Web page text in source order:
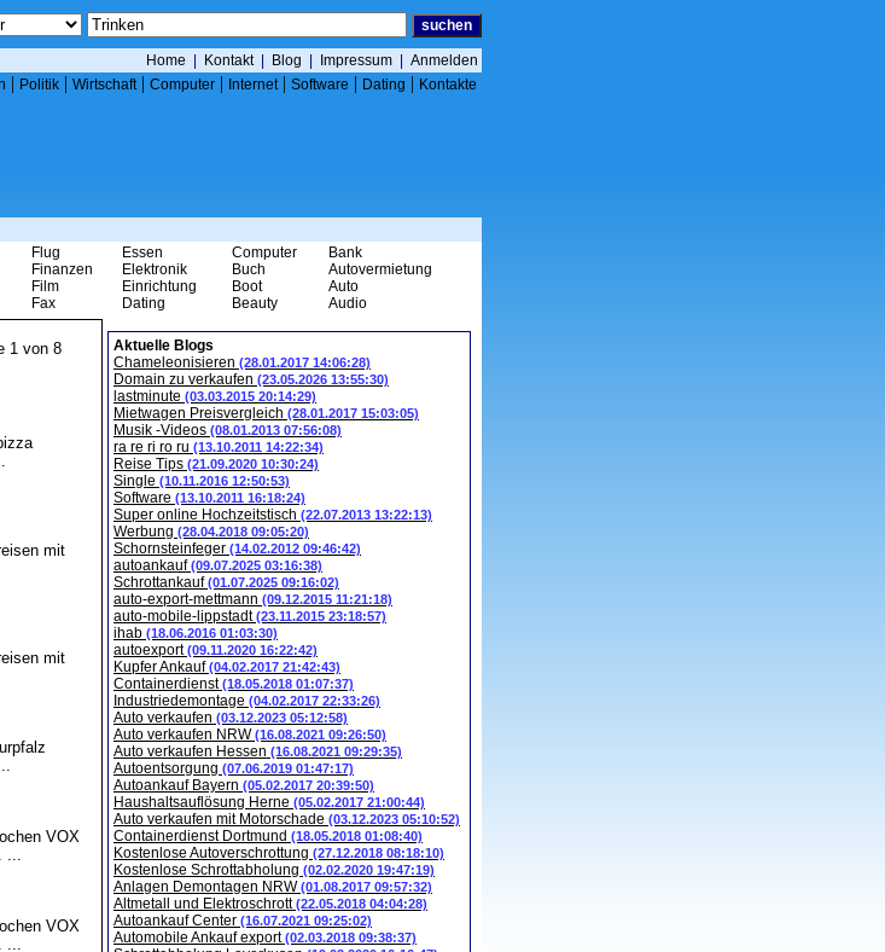
Home Kontakt| Blog Impressum
Anmelden
| Politik | Wirtschaft| Computer | Internet| Software | Dating | Kontakte
Flug
Finanzen
Film
Fax
Essen
Elektronik
Einrichtung
Dating
Computer
Buch
Boot
Beauty
Bank
Autovermietung
Auto
Audio
1 von 8
mit
mit
VOX
...
VOX
...
Aktuelle Blogs
Chameleonisieren (28.01.2017 14:06:28)
Domain zu verkaufen (23.05.2026 13:55:30)
lastminute (03.03.2015 20:14:29)
Mietwagen Preisvergleich (28.01.2017 15:03:05)
Musik -Videos (08.01.2013 07:56:08)
ra re ri ro ru (13.10.2011 14:22:34)
Reise Tips (21.09.2020 10:30:24)
Single (10.11.2016 12:50:53)
Software (13.10.2011 16:18:24)
Super online Hochzeitstisch (22.07.2013 13:22:13)
Werbung (28.04.2018 09:05:20)
Schornsteinfeger (14.02.2012 09:46:42)
autoankauf(09.07.2025 03:16:38)
Schrottankauf(01.07.2025 09:16:02)
auto-export-mettmann (09.12.2015 11:21:18)
auto-mobile-lippstadt(23.11.2015 23:18:57)
ihab (18.06.2016 01:03:30)
autoexport(09.11.2020 16:22:42)
Kupfer Ankauf(04.02.2017 21:42:43)
Containerdienst(18.05.2018 01:07:37)
Industriedemontage (04.02.2017 22:33:26)
Auto verkaufen (03.12.2023 05:12:58)
Auto verkaufen NRW(16.08.2021 09:26:50)
Auto verkaufen Hessen (16.08.2021 09:29:35)
Autoentsorgung (07.06.2019 01:47:17)
Autoankauf Bayern (05.02.2017 20:39:50)
Haushaltsauflösung Herne (05.02.2017 21:00:44)
Auto verkaufen mit Motorschade (03.12.2023 05:10:52)
Containerdienst Dortmund (18.05.2018 01:08:40)
Kostenlose Autoverschrottung (27.12.2018 08:18:10)
Kostenlose Schrottabholung (02.02.2020 19:47:19)
Anlagen Demontagen NRW(01.08.2017 09:57:32)
Altmetall und Elektroschrott(22.05.2018 04:04:28)
Autoankauf Center (16.07.2021 09:25:02)
Automobile Ankauf export(02.03.2018 09:38:37)